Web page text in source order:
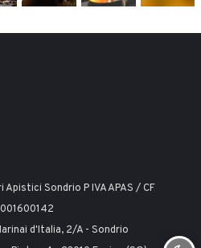
Sondrio P IVA APAS / CF
d'Italia, 2/A - Sondrio